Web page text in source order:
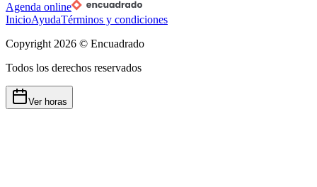
Agenda online
InicioAyudaTérminos y condiciones
Copyright 2026 © Encuadrado
Todos los derechos reservados
Ver horas